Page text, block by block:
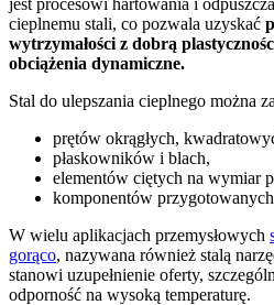
cieplnemu stali, co pozwala uzyskać
wytrzymałości z dobrą
obciążenia dynamiczne.
Stal do ulepszania cieplnego można
prętów okrągłych,
płaskowników i blach,
elementów ciętych na wymiar
komponentów
W wielu aplikacjach przemysłowych
gorąco, nazywana również stalą
stanowi uzupełnienie oferty,
odporność na wysoką temperaturę.